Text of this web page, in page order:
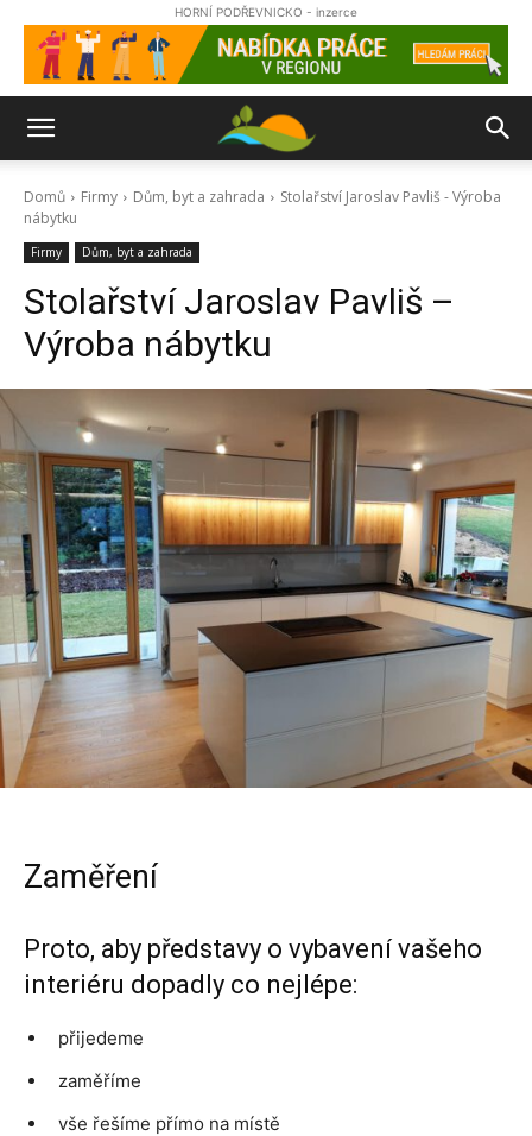
HORNÍ PODŘEVNICKO - inzerce
Domů Firmy Dům, byt a zahrada
Stolařství Jaroslav Pavliš - Výroba
nábytku
Firmy Dům, byt a zahrada
Stolařství Jaroslav Pavliš –
Výroba nábytku
Zaměření
Proto, aby představy o vybavení vašeho
interiéru dopadly co nejlépe:
přijedeme
zaměříme
vše řešíme přímo na místě